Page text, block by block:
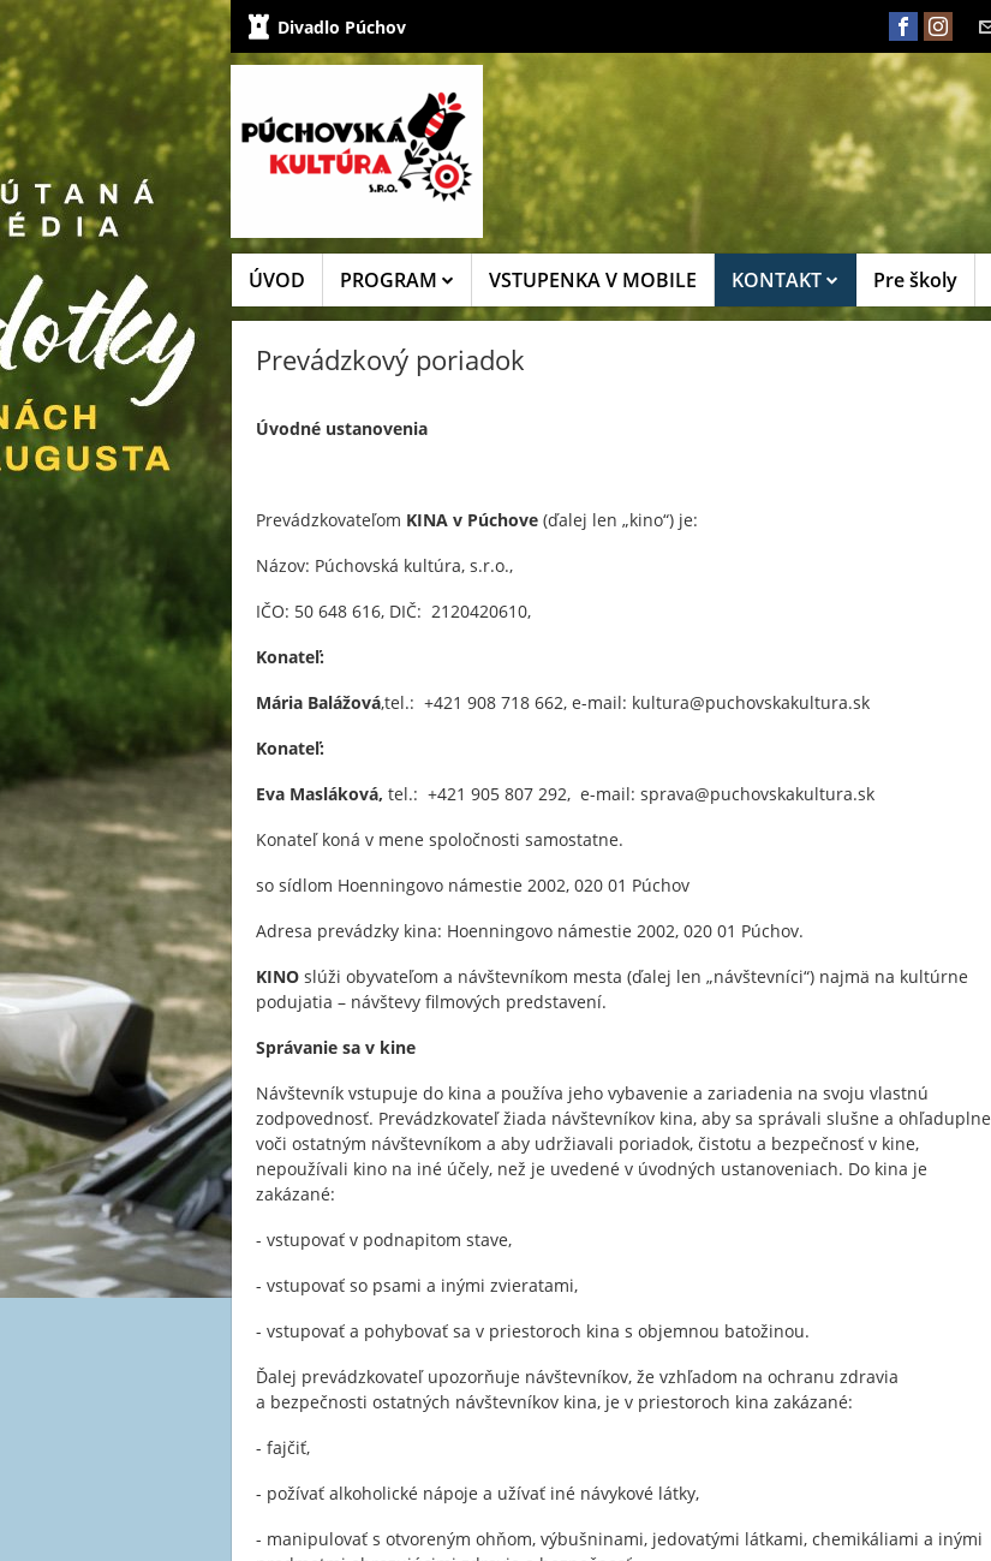
Divadlo Púchov
ÚVOD PROGRAM VSTUPENKA V MOBILE KONTAKT Pre školy
Prevádzkový poriadok
Úvodné ustanovenia
Prevádzkovateľom KINA v Púchove (ďalej len „kino“) je:
Názov: Púchovská kultúra, s.r.o.,
IČO: 50 648 616, DIČ: 2120420610,
Konateľ:
Mária Balážová,tel.: +421 908 718 662, e-mail: kultura@puchovskakultura.sk
Konateľ:
Eva Masláková, tel.: +421 905 807 292, e-mail: sprava@puchovskakultura.sk
Konateľ koná v mene spoločnosti samostatne.
so sídlom Hoenningovo námestie 2002, 020 01 Púchov
Adresa prevádzky kina: Hoenningovo námestie 2002, 020 01 Púchov.
KINO slúži obyvateľom a návštevníkom mesta (ďalej len „návštevníci“) najmä na kultúrne
podujatia – návštevy filmových predstavení.
Správanie sa v kine
Návštevník vstupuje do kina a používa jeho vybavenie a zariadenia na svoju vlastnú
zodpovednosť. Prevádzkovateľ žiada návštevníkov kina, aby sa správali slušne a ohľaduplne
voči ostatným návštevníkom a aby udržiavali poriadok, čistotu a bezpečnosť v kine,
nepoužívali kino na iné účely, než je uvedené v úvodných ustanoveniach. Do kina je
zakázané:
- vstupovať v podnapitom stave,
- vstupovať so psami a inými zvieratami,
- vstupovať a pohybovať sa v priestoroch kina s objemnou batožinou.
Ďalej prevádzkovateľ upozorňuje návštevníkov, že vzhľadom na ochranu zdravia
a bezpečnosti ostatných návštevníkov kina, je v priestoroch kina zakázané:
- fajčiť,
- požívať alkoholické nápoje a užívať iné návykové látky,
- manipulovať s otvoreným ohňom, výbušninami, jedovatými látkami, chemikáliami a inými